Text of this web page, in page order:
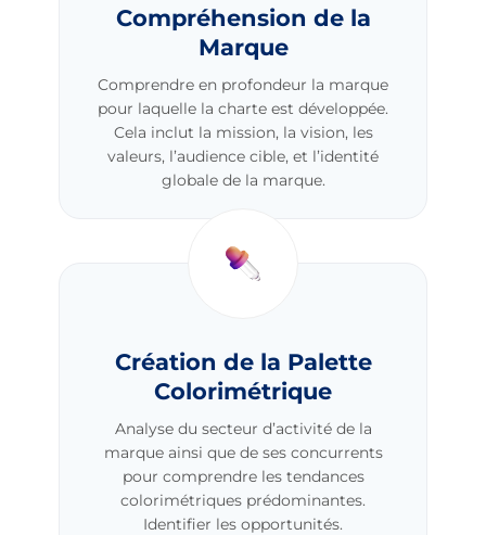
Compréhension de la
Marque
Comprendre en profondeur la marque
pour laquelle la charte est développée.
Cela inclut la mission, la vision, les
valeurs, l’audience cible, et l’identité
globale de la marque.
Création de la Palette
Colorimétrique
Analyse du secteur d’activité de la
marque ainsi que de ses concurrents
pour comprendre les tendances
colorimétriques prédominantes.
Identifier les opportunités.